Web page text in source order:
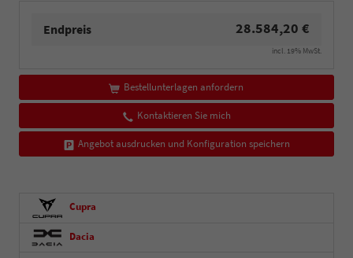
Endpreis 28.584,20 €
incl. 19% MwSt.
Bestellunterlagen anfordern
Kontaktieren Sie mich
Angebot ausdrucken und Konfiguration speichern
Cupra
Dacia